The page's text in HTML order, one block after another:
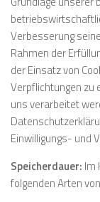
Verbesserung
Rahmen der
der Einsatz von
Verpflichtungen zu
uns verarbeitet
Einwilligungs- und
Speicherdauer: Im
folgenden Arten